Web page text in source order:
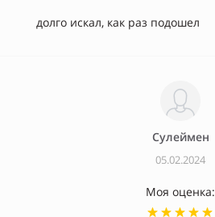
долго искал, как раз подошел
Сулеймен
05.02.2024
Моя оценка: